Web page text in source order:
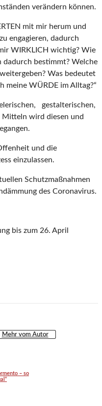
verändern können.
mit mir herum und
engagieren, dadurch
WIRKLICH wichtig? Wie
bestimmt? Welche
Was bedeutet
meine WÜRDE im Alltag?“
gestalterischen,
wird diesen und
und die
einzulassen.
Schutzmaßnahmen
des Coronavirus.
bis zum 26. April
Mehr vom Autor
– so